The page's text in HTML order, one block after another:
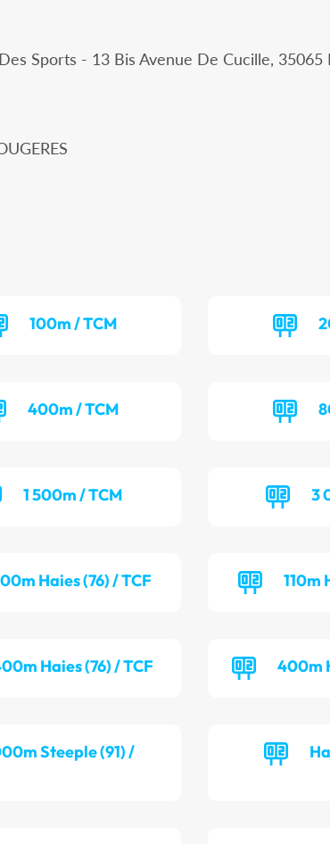
Sports - 13 Bis Avenue De Cucille, 35065
100m / TCM
400m / TCM
1 500m / TCM 3
Haies (76) / TCF 110m
Haies (76) / TCF 400m
Steeple (91) /